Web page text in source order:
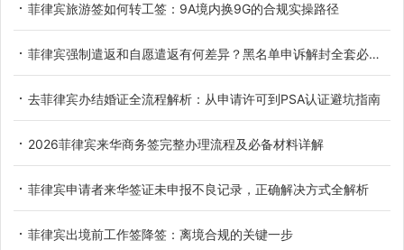
菲律宾旅游签如何转工签：9A境内换9G的合规实操路径
菲律宾强制遣返和自愿遣返有何差异？黑名单申诉解封全套必备材料详解
去菲律宾办结婚证全流程解析：从申请许可到PSA认证避坑指南
2026菲律宾来华商务签完整办理流程及必备材料详解
菲律宾申请者来华签证未申报不良记录，正确解决方式全解析
菲律宾出境前工作签降签：离境合规的关键一步